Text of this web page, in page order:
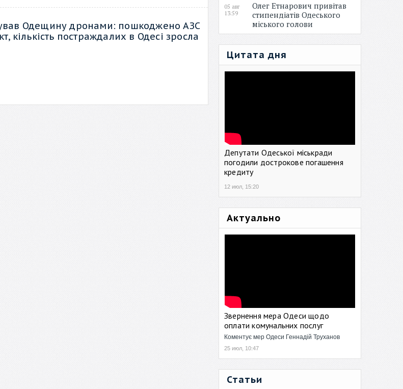
Одещину дронами: пошкоджено АЗС
кількість постраждалих в Одесі зросла
05 авг
13:59
Олег Етнарович привітав
стипендіатів Одеського
міського голови
Цитата дня
Депутати Одеської міськради
погодили дострокове погашення
кредиту
12 июл, 15:20
Актуально
Звернення мера Одеси щодо
оплати комунальних послуг
Коментує мер Одеси Геннадій Труханов
25 июл, 10:47
Статьи